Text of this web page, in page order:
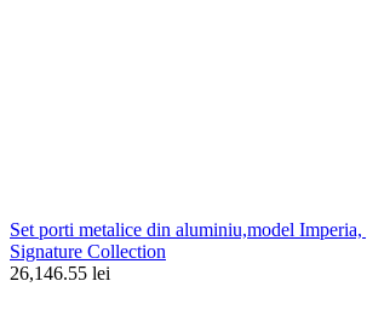
Set porti metalice din aluminiu,model
Signature Collection
26,146.55 lei